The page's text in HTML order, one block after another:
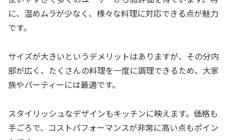
に、温めムラが少なく、様々な料理に対応できる点が魅力
です。
サイズが大きいというデメリットはありますが、その分内
部が広く、たくさんの料理を一度に調理できるため、大家
族やパーティーには最適です。
スタイリッシュなデザインもキッチンに映えます。価格も
手ごろで、コストパフォーマンスが非常に高い点もポイン